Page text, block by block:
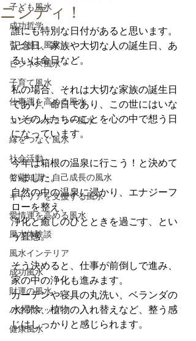
子ども風水
成功哲学
引っ越し風水
ビジネス風水
子育て風水
仕事運を高める風水
コンテンポラリー風水
縁をつなぐ風水
社会活動
啓蒙知識・自己成長の風水
キャリアを支援する風水
愛情運を高める風水
風水体験談
風水インテリア
成功風水
財運の風水
バグアマップ
健康風水
ニシティ！
誰にも特別な日付があると思います。
記念日、家族や大切な人の誕生日、あ
るいは命日など。
私の場合、それは大切な家族の誕生日
であり、命日であり、この世にはいな
いその人たちのことを心の中で想う日
になっています。
今年は箱根の温泉に行こう！と決めて
いました。
自然の中の温泉に浸かり、エナジーフ
ローを整え、
浄化と癒しのひとときを過ごす、とい
う直感。
そう決めると、仕事が前倒しで進み、
家の中の浄化も進みます。
カーテンや寝具の丸洗い、ベランダの
水掃除、植物の入れ替えなど、整う感
じはしっかりと感じられます。